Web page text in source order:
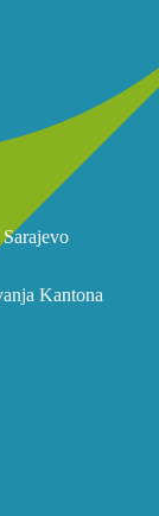
Kantona